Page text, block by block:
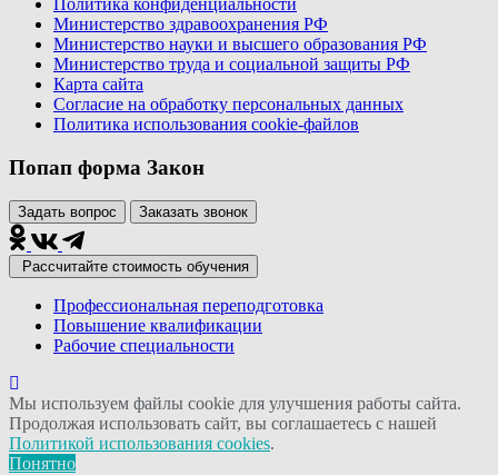
Политика конфиденциальности
Министерство здравоохранения РФ
Министерство науки и высшего образования РФ
Министерство труда и социальной защиты РФ
Карта сайта
Согласие на обработку персональных данных
Политика использования сookie-файлов
Попап форма Закон
Задать вопрос Заказать звонок
Рассчитайте стоимость обучения
Профессиональная переподготовка
Повышение квалификации
Рабочие специальности
Мы используем файлы cookie для улучшения работы сайта.
Продолжая использовать сайт, вы соглашаетесь с нашей
Политикой использования cookies.
Понятно